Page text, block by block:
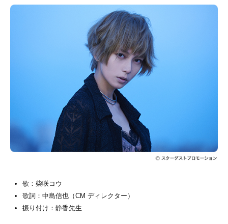
歌：柴咲コウ
歌詞：中島信也（CM ディレクター）
振り付け：静香先生